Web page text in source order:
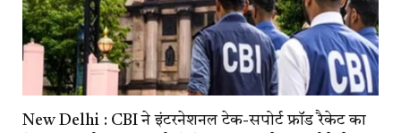
New Delhi : CBI ने इंटरनेशनल टेक-सपोर्ट फ्रॉड रैकेट का